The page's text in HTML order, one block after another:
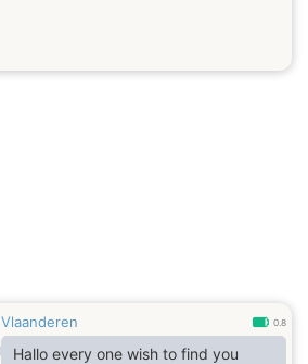
Vlaanderen 0.8
Hallo every one wish to find you